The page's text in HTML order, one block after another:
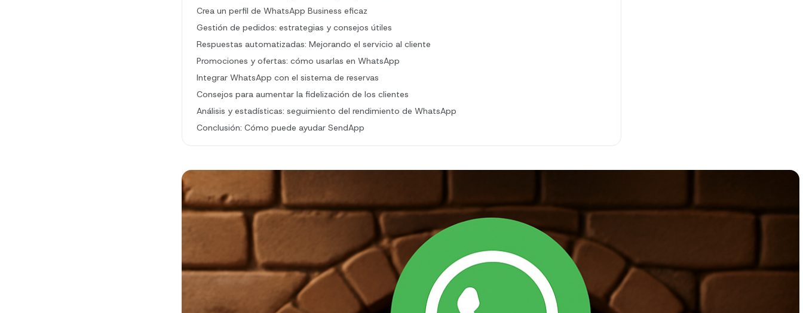
Crea un perfil de WhatsApp Business eficaz
Gestión de pedidos: estrategias y consejos útiles
Respuestas automatizadas: Mejorando el servicio al cliente
Promociones y ofertas: cómo usarlas en WhatsApp
Integrar WhatsApp con el sistema de reservas
Consejos para aumentar la fidelización de los clientes
Análisis y estadísticas: seguimiento del rendimiento de WhatsApp
Conclusión: Cómo puede ayudar SendApp